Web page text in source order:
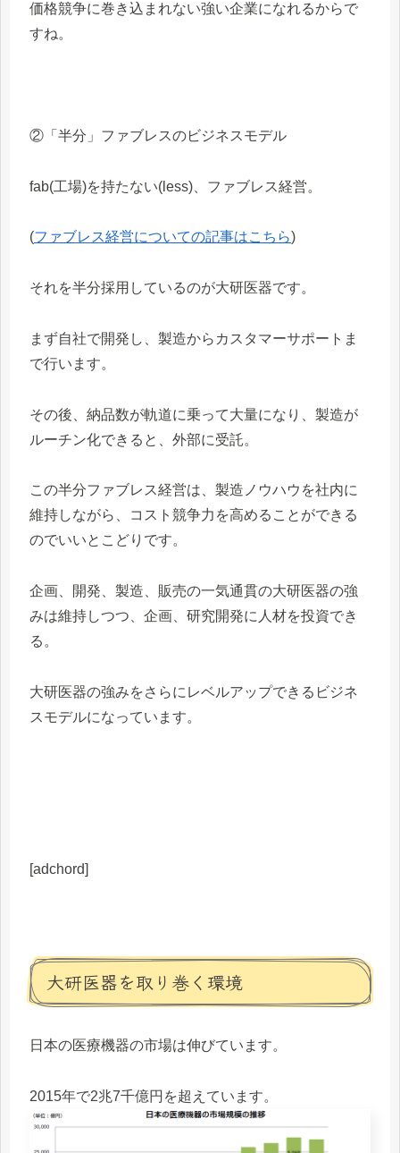
価格競争に巻き込まれない強い企業になれるからで
すね。
②「半分」ファブレスのビジネスモデル
fab(工場)を持たない(less)、ファブレス経営。
(ファブレス経営についての記事はこちら)
それを半分採用しているのが大研医器です。
まず自社で開発し、製造からカスタマーサポートま
で行います。
その後、納品数が軌道に乗って大量になり、製造が
ルーチン化できると、外部に受託。
この半分ファブレス経営は、製造ノウハウを社内に
維持しながら、コスト競争力を高めることができる
のでいいとこどりです。
企画、開発、製造、販売の一気通貫の大研医器の強
みは維持しつつ、企画、研究開発に人材を投資でき
る。
大研医器の強みをさらにレベルアップできるビジネ
スモデルになっています。
[adchord]
大研医器を取り巻く環境
日本の医療機器の市場は伸びています。
2015年で2兆7千億円を超えています。